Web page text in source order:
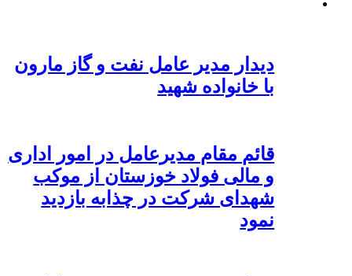
دیدار مدیر عامل نفت و گاز مارون
با خانواده شهید
قائم مقام مدیرعامل در امور اداری
و مالی فولاد خوزستان از موکب
شهدای شرکت در چذابه بازدید
نمود